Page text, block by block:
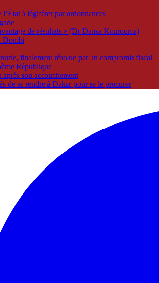
à légiférer par ordonnances
de résultats » (Dr Dansa Kourouma)
Dombi
finalement résolue par un compromis fiscal
République
son accouchement
de se rendre à Dakar pour se le procurer